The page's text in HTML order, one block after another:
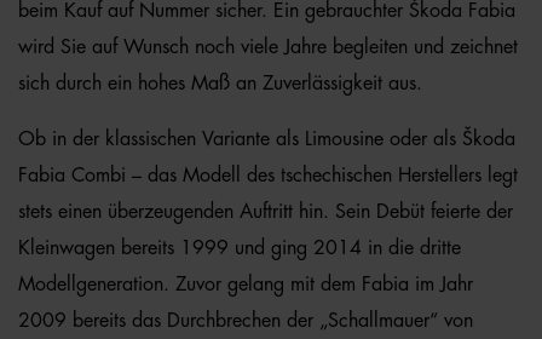
beim Kauf auf Nummer sicher. Ein gebrauchter Škoda Fabia
wird Sie auf Wunsch noch viele Jahre begleiten und zeichnet
sich durch ein hohes Maß an Zuverlässigkeit aus.
Ob in der klassischen Variante als Limousine oder als Škoda
Fabia Combi – das Modell des tschechischen Herstellers legt
stets einen überzeugenden Auftritt hin. Sein Debüt feierte der
Kleinwagen bereits 1999 und ging 2014 in die dritte
Modellgeneration. Zuvor gelang mit dem Fabia im Jahr
2009 bereits das Durchbrechen der „Schallmauer“ von